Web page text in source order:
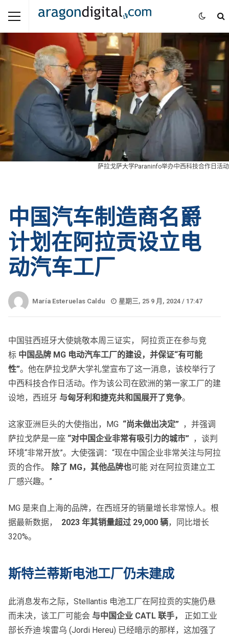
萨拉戈萨大学Paraninfo举办中西科技合作日活动
中国汽车制造商名爵
计划在阿拉贡设立电
动汽车工厂
María Esteruelas Caldu 星期三, 25 9 月, 2024 / 17:47
中国驻西班牙大使姚敬本周三证实， 阿拉贡正在参与竞
标 中国品牌 MG 电动汽车工厂的建设，并保证“有可能
性”。他在萨拉戈萨大学礼堂宣布了这一消息，该校举行了
中西科技合作日活动。作为该公司在欧洲的第一家工厂的建
设地，西班牙 与匈牙利和捷克共和国展开了竞争。
这家亚洲巨头的大使指出，MG “尚未做出决定” ，并强调
萨拉戈萨是一座 “对中国企业非常有吸引力的城市” ，谈判
环境“非常开放”。大使强调：“现在中国企业非常关注与阿拉
贡的合作。
除了 MG，其他品牌也可能 对在阿拉贡建立工
厂感兴趣。”
MG 是来自上海的品牌，在西班牙的销量增长非常惊人。根
据最新数据， 2023 年其销量超过 29,000 辆，同比增长
320%。
斯特兰蒂斯电池工厂仍未建成
此消息发布之际，Stellantis 电池工厂在阿拉贡的实施仍悬
而未决，该工厂可能会 与中国企业 CATL 联手，
正如工业
部长乔迪·埃雷乌 (Jordi Hereu) 已经暗示的那样，这加强了